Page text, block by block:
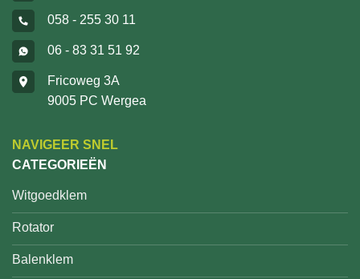
058 - 255 30 11
06 - 83 31 51 92
Fricoweg 3A
9005 PC Wergea
NAVIGEER SNEL
CATEGORIEËN
Witgoedklem
Rotator
Balenklem